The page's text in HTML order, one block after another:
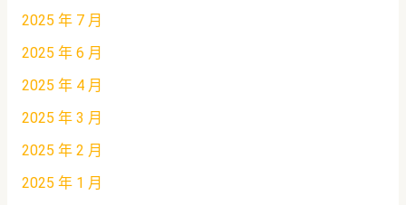
2025 年 7 月
2025 年 6 月
2025 年 4 月
2025 年 3 月
2025 年 2 月
2025 年 1 月